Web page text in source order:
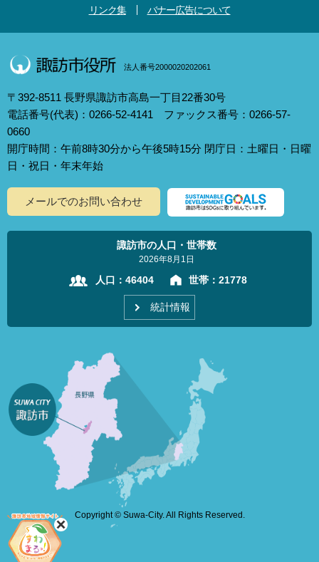
リンク集
バナー広告について
法人番号2000020202061
〒392-8511 長野県諏訪市高島一丁目22番30号
電話番号(代表)：0266-52-4141 ファックス番号：0266-57-
0660
開庁時間：午前8時30分から午後5時15分 閉庁日：土曜日・日曜
日・祝日・年末年始
メールでのお問い合わせ
諏訪市の人口・世帯数
2026年8月1日
人口： 46404 世帯： 21778
統計情報
Copyright © Suwa-City. All Rights Reserved.